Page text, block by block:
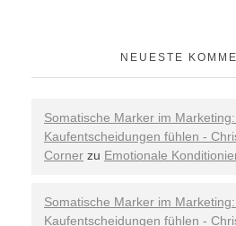
NEUESTE
Somatische Marker im
Kaufentscheidungen fühlen -
Corner zu Emotionale
Somatische Marker im
Kaufentscheidungen fühlen -